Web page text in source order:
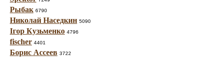
Рыбак 6790
Николай Наседкин 5090
Ігор Кузьменко 4796
fischer 4401
Борис Ассеев 3722